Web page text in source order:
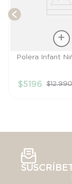
Talla
Polera Infant
$5196 $12.990